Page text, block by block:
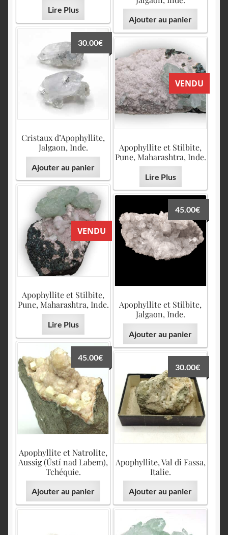
Lire Plus
Ajouter au panier
Cristaux d’Apophyllite,
Jalgaon, Inde.
30.00€
Ajouter au panier
VENDU
Apophyllite et Stilbite,
Pune, Maharashtra, Inde.
Lire Plus
VENDU
Apophyllite et Stilbite,
Pune, Maharashtra, Inde.
Lire Plus
Apophyllite et Stilbite,
Jalgaon, Inde.
45.00€
Ajouter au panier
Apophyllite et Natrolite,
Aussig (Ústí nad Labem),
Tchéquie.
45.00€
Ajouter au panier
Apophyllite, Val di Fassa,
Italie.
30.00€
Ajouter au panier